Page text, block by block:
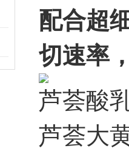
配合超
切速率
芦荟酸
芦荟大